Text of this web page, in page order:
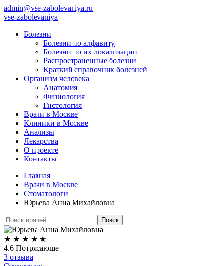
admin@vse-zabolevaniya.ru
vse-zabolevaniya
Болезни
Болезни по алфавиту
Болезни по их локализации
Распространенные болезни
Краткий справочник болезней
Организм человека
Анатомия
Физиология
Гистология
Врачи в Москве
Клиники в Москве
Анализы
Лекарства
О проекте
Контакты
Главная
Врачи в Москве
Стоматологи
Юрьева Анна Михайловна
★ ★ ★ ★ ★
4.6 Потрясающе
3 отзыва